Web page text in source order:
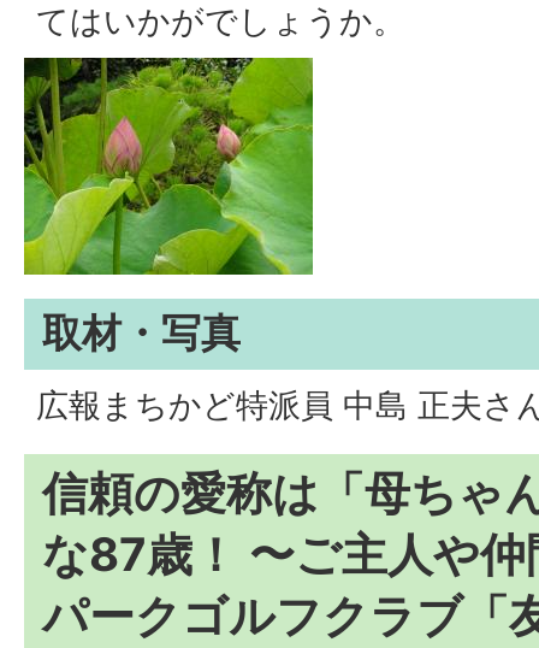
てはいかがでしょうか。
取材・写真
広報まちかど特派員 中島 正夫さ
信頼の愛称は「母ちゃ
な87歳！ 〜ご主人や
パークゴルフクラブ「